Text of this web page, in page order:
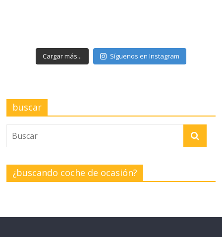
Cargar más... Síguenos en Instagram
buscar
¿buscando coche de ocasión?